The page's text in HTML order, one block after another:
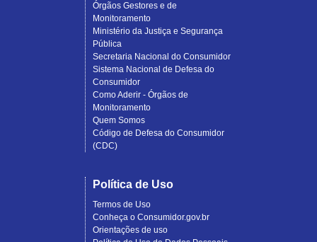
Órgãos Gestores e de
Monitoramento
Ministério da Justiça e Segurança
Pública
Secretaria Nacional do Consumidor
Sistema Nacional de Defesa do
Consumidor
Como Aderir - Órgãos de
Monitoramento
Quem Somos
Código de Defesa do Consumidor
(CDC)
Política de Uso
Termos de Uso
Conheça o Consumidor.gov.br
Orientações de uso